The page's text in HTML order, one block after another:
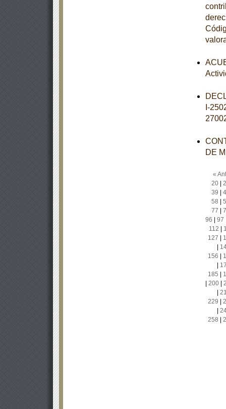
I-
DE
«
20|
39
58
77
96
97
112
127
156
185
200|
229
258